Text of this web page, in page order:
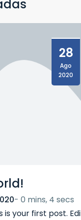
28
Ago
2020
- 0 mins, 4 secs
is your first post.